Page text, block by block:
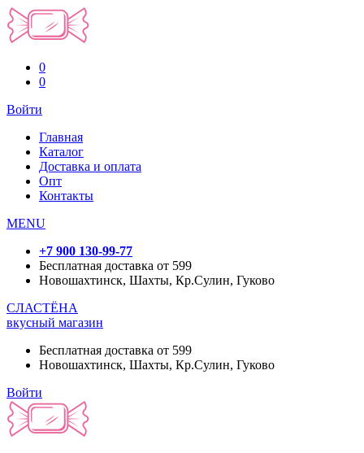
0
0
Войти
Главная
Каталог
Доставка и оплата
Опт
Контакты
MENU
+7 900 130-99-77
Бесплатная доставка от 599
Новошахтинск, Шахты, Кр.Сулин, Гуково
СЛАСТЁНА
вкусный магазин
Бесплатная доставка от 599
Новошахтинск, Шахты, Кр.Сулин, Гуково
Войти